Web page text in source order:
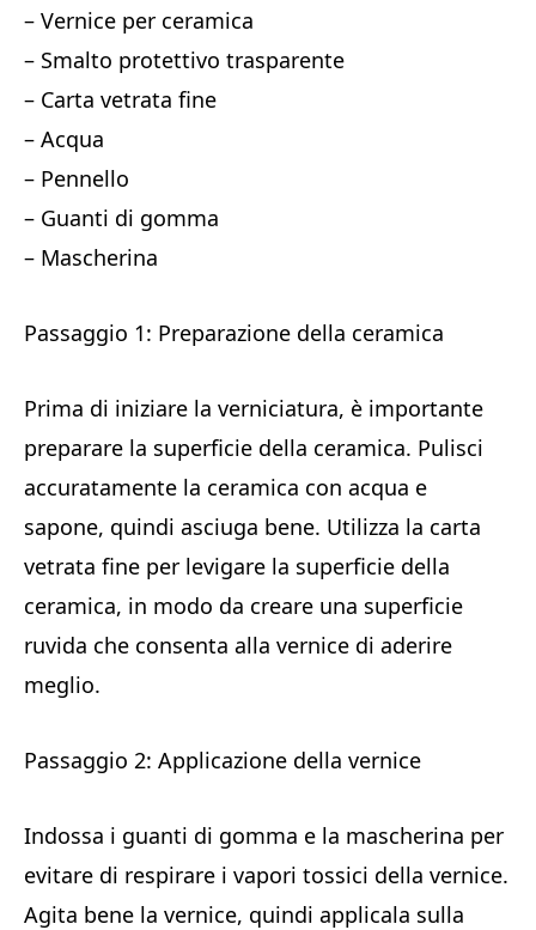
– Vernice per ceramica
– Smalto protettivo trasparente
– Carta vetrata fine
– Acqua
– Pennello
– Guanti di gomma
– Mascherina
Passaggio 1: Preparazione della ceramica
Prima di iniziare la verniciatura, è importante
preparare la superficie della ceramica. Pulisci
accuratamente la ceramica con acqua e
sapone, quindi asciuga bene. Utilizza la carta
vetrata fine per levigare la superficie della
ceramica, in modo da creare una superficie
ruvida che consenta alla vernice di aderire
meglio.
Passaggio 2: Applicazione della vernice
Indossa i guanti di gomma e la mascherina per
evitare di respirare i vapori tossici della vernice.
Agita bene la vernice, quindi applicala sulla